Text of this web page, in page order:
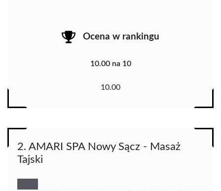
Ocena w rankingu
10.00 na 10
10.00
2. AMARI SPA Nowy Sącz - Masaż
Tajski